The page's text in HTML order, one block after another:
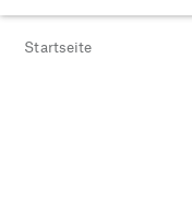
Startseite